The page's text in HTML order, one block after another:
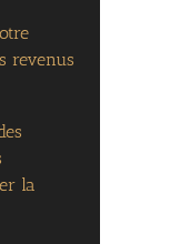
revenus
la